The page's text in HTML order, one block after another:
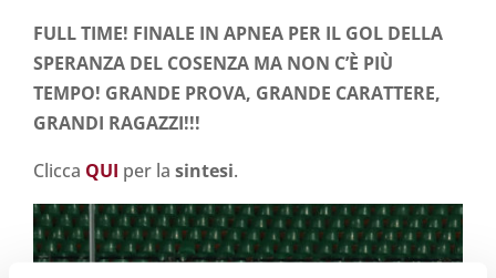
FULL TIME! FINALE IN APNEA PER IL GOL DELLA
SPERANZA DEL COSENZA MA NON C’È PIÙ
TEMPO! GRANDE PROVA, GRANDE CARATTERE,
GRANDI RAGAZZI!!!
Clicca QUI per la sintesi.